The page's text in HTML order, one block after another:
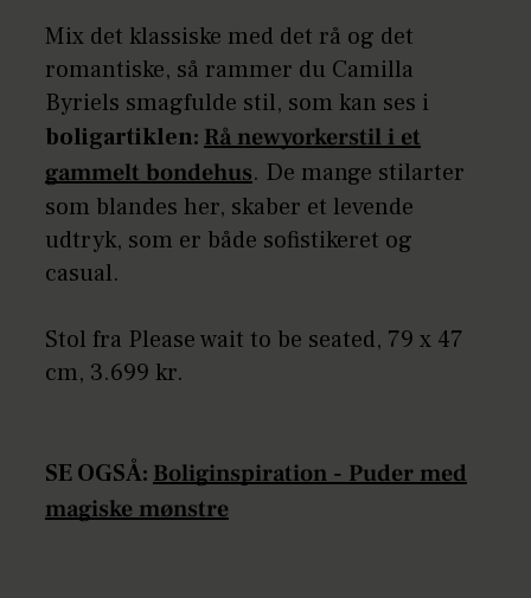
Mix det klassiske med det rå og det
romantiske, så rammer du Camilla
Byriels smagfulde stil, som kan ses i
boligartiklen: Rå newyorkerstil i et
gammelt bondehus. De mange stilarter
som blandes her, skaber et levende
udtryk, som er både sofistikeret og
casual.
Stol fra Please wait to be seated, 79 x 47
cm, 3.699 kr.
SE OGSÅ: Boliginspiration - Puder med
magiske mønstre